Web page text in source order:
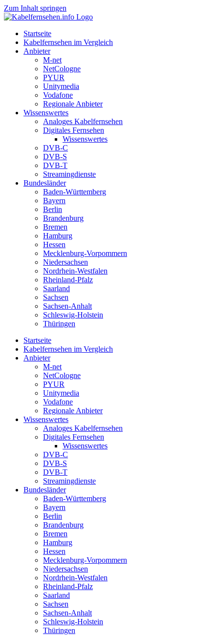
Zum Inhalt springen
Startseite
Kabelfernsehen im Vergleich
Anbieter
M-net
NetCologne
PYUR
Unitymedia
Vodafone
Regionale Anbieter
Wissenswertes
Analoges Kabelfernsehen
Digitales Fernsehen
Wissenswertes
DVB-C
DVB-S
DVB-T
Streamingdienste
Bundesländer
Baden-Württemberg
Bayern
Berlin
Brandenburg
Bremen
Hamburg
Hessen
Mecklenburg-Vorpommern
Niedersachsen
Nordrhein-Westfalen
Rheinland-Pfalz
Saarland
Sachsen
Sachsen-Anhalt
Schleswig-Holstein
Thüringen
Startseite
Kabelfernsehen im Vergleich
Anbieter
M-net
NetCologne
PYUR
Unitymedia
Vodafone
Regionale Anbieter
Wissenswertes
Analoges Kabelfernsehen
Digitales Fernsehen
Wissenswertes
DVB-C
DVB-S
DVB-T
Streamingdienste
Bundesländer
Baden-Württemberg
Bayern
Berlin
Brandenburg
Bremen
Hamburg
Hessen
Mecklenburg-Vorpommern
Niedersachsen
Nordrhein-Westfalen
Rheinland-Pfalz
Saarland
Sachsen
Sachsen-Anhalt
Schleswig-Holstein
Thüringen